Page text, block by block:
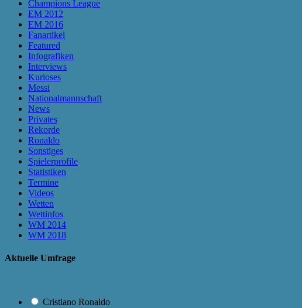
Champions League
EM 2012
EM 2016
Fanartikel
Featured
Infografiken
Interviews
Kurioses
Messi
Nationalmannschaft
News
Privates
Rekorde
Ronaldo
Sonstiges
Spielerprofile
Statistiken
Termine
Videos
Wetten
Wettinfos
WM 2014
WM 2018
Aktuelle Umfrage
Cristiano Ronaldo